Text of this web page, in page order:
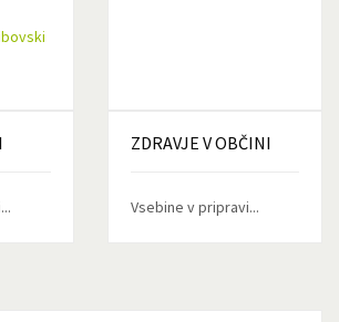
ZDRAVJE V OBČINI
Vsebine v pripravi...